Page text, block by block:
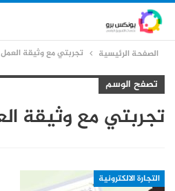
الصفحة الرئيسية تجربتي مع وثيقة العمل
تصفح الوسم
تجربتي مع وثيقة
التجارة الالكترونية